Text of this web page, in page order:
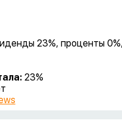
23%, проценты 0%,
23%